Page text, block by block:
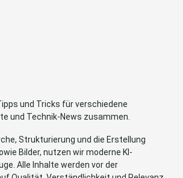
und Tricks für verschiedene
und Technik-News zusammen.
Strukturierung und die Erstellung
Bilder, nutzen wir moderne KI-
Alle Inhalte werden vor der